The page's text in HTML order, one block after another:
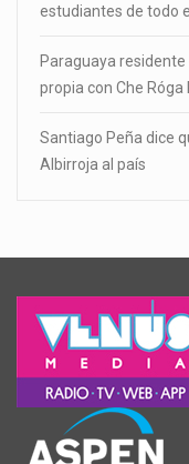
estudiantes de todo
Paraguaya
propia con Che Róga
Santiago Peña dice
Albirroja al país